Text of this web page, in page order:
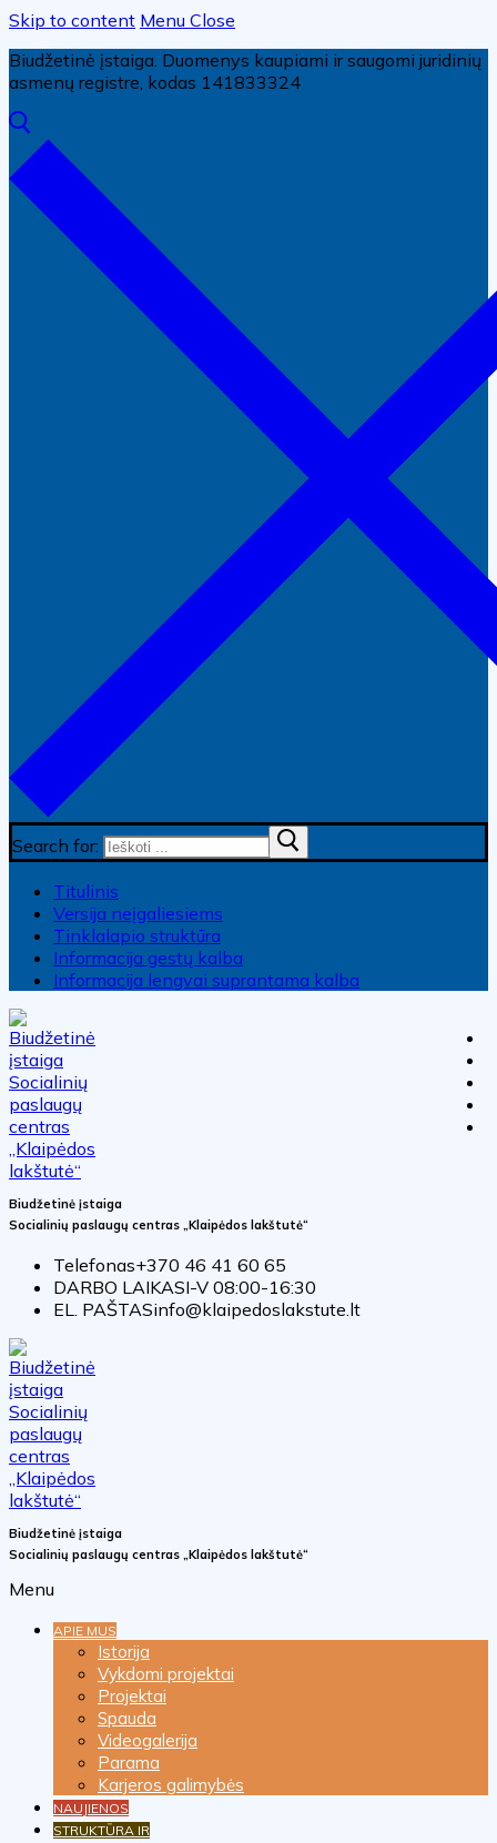
Skip to content Menu Close
Biudžetinė įstaiga. Duomenys kaupiami ir saugomi juridinių
asmenų registre, kodas 141833324
Search for:
Titulinis
Versija neįgaliesiems
Tinklalapio struktūra
Informacija gestų kalba
Informacija lengvai suprantama kalba
Biudžetinė įstaiga
Socialinių paslaugų centras „Klaipėdos lakštutė“
Telefonas+370 46 41 60 65
DARBO LAIKASI-V 08:00-16:30
EL. PAŠTASinfo@klaipedoslakstute.lt
Biudžetinė įstaiga
Socialinių paslaugų centras „Klaipėdos lakštutė“
Menu
APIE MUS
Istorija
Vykdomi projektai
Projektai
Spauda
Videogalerija
Parama
Karjeros galimybės
NAUJIENOS
STRUKTŪRA IR